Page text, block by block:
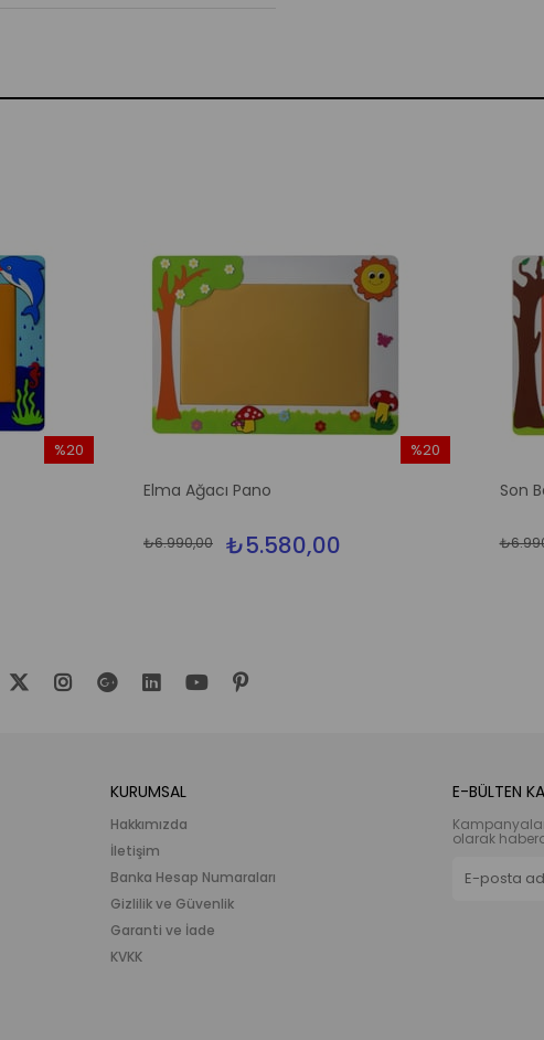
%20
Elma Ağacı Pano
₺5.580,00
₺6.990,00
%20
Son
KURUMSAL
Hakkımızda
İletişim
Banka Hesap Numaraları
Gizlilik ve Güvenlik
Garanti ve İade
KVKK
E-BÜLTEN
olarak